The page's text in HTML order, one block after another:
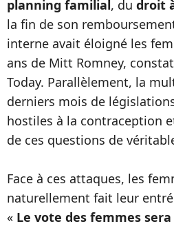
planning familial, du droit
la fin de son
interne avait éloigné les
ans de Mitt Romney,
Today. Parallèlement, la
derniers mois de
hostiles à la contraception
de ces questions de
Face à ces attaques, les
naturellement fait leur
« Le vote des femmes